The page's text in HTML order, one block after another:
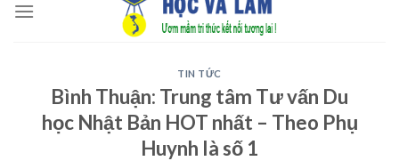
TIN TỨC
Bình Thuận: Trung tâm Tư vấn Du
học Nhật Bản HOT nhất – Theo Phụ
Huynh là số 1